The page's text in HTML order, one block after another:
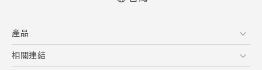
產品
5G
相關連結